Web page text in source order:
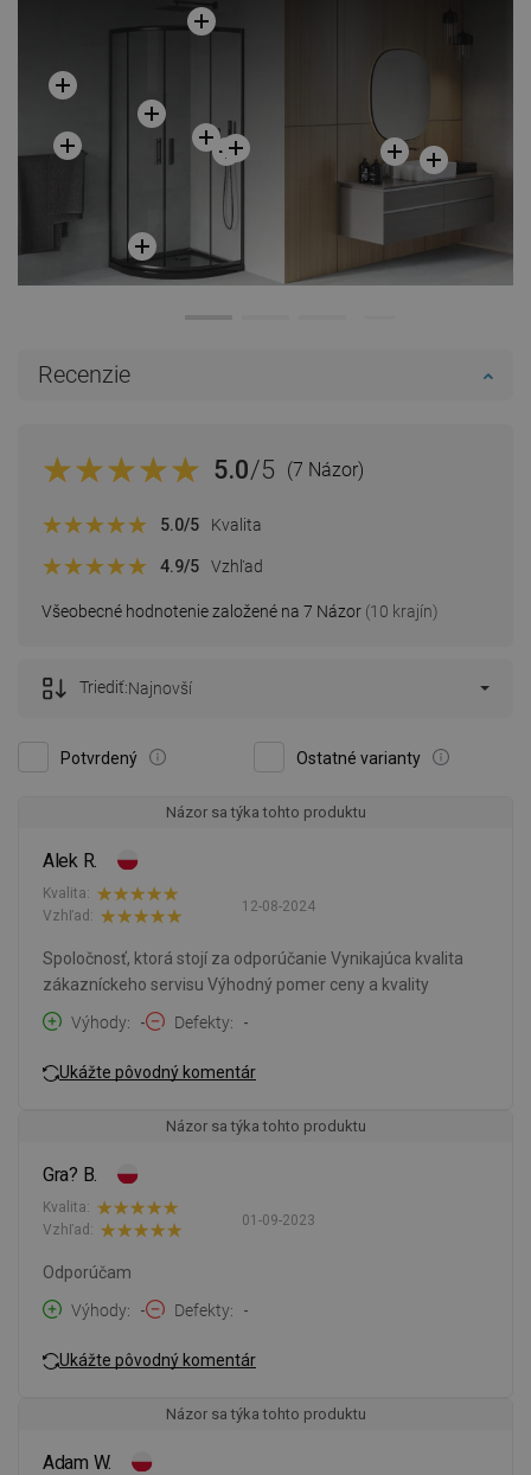
Recenzie
5.0/5 (7 Názor)
Všeobecné hodnotenie založené na 7 Názor (10 krajín)
5.0/5 Kvalita
4.9/5 Vzhľad
Potvrdený Ostatné varianty
Triediť:Najnovší
Názor sa týka tohto produktu
Alek R.
12-08-2024
Kvalita:
Vzhľad:
Spoločnosť, ktorá stojí za odporúčanie Vynikajúca kvalita
zákazníckeho servisu Výhodný pomer ceny a kvality
Výhody
- Defekty -
Ukážte pôvodný komentár
Názor sa týka tohto produktu
Gra? B.
01-09-2023
Kvalita:
Vzhľad:
Odporúčam
Výhody
- Defekty -
Ukážte pôvodný komentár
Názor sa týka tohto produktu
Adam W.